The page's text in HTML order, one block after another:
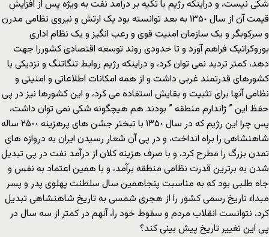
شکی نیست، و دراینکه رژیم با تکیه بر درآمد نفت به ویژه پس از افزایش
قیمت آن از سال ۱۳۵٠ به بعد توانسته بود یک ارتش و نیروی نظامی مدرن
و سرکوبگر و یک سازمان امنیت قوی و رعب انگیز و یک نظام اداری
بوروکراتیک فراهم آورد و تا حدودی روند توسعه اقتصادی کشوررا جهت
دهد، کمتر تردید نمی توان کرد، و دراینکه رژیم روابط تنگاتنگ و نزدیکی با
کشورهای قدرتمند غربی داشت و از همه امکانات اطلاعاتی و امنیتی و
نظامی آنها برای تثبیت و بقایش استفاده می کرد، و این کشورها نیز در پی
حفظ این ” ژاندارم منطقه ” بودند هم هیچگونه شکی نمی توان داشت،
پس چرا این رژیم که در سال ۱۳۵٠ با تبختر جشن های پرهزینه ۲۵٠٠ ساله
شاهنشاهی را براه انداخت، و در پی آن شعار رسیدن ایران به دروازه های
تمدن بزرگ را مطرح کرد، و با صرف هزینه کلان از درآمد نفت در پی تبدیل
شدن به برترین قدرت نظامی منطقه برآمد، و با همین اعتماد به نفس و
جاه طلبی بود که به مناسبت پنجاهمین سال سلطنت پهلوی پدر و پسر
مبداء تاریخ رسمی کشور را از هجری شمسی به تاریخ شاهنشاهی تبدیل
کرد، نتوانست انقلاب مردم و سقوط خود را، آنهم در کمتر از سه سال در
پی این تغییر تاریخ پیش بینی کند؟